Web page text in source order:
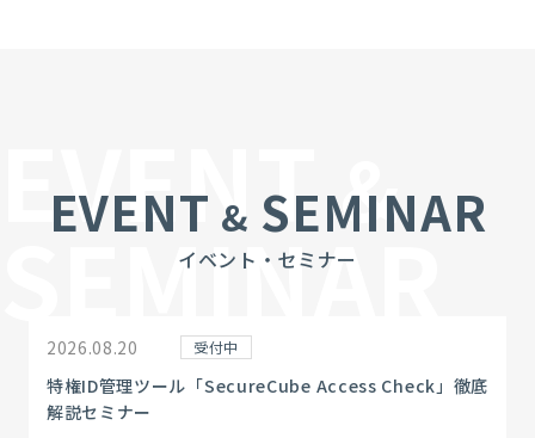
EVENT&
SEMINAR
EVENT & SEMINAR
イベント・セミナー
2026.08.20 受付中
特権ID管理ツール「SecureCube Access Check」徹底
解説セミナー